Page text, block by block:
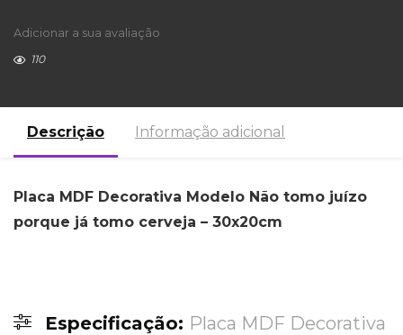
Adicionar a sua avaliação
110
Descrição Informação adicional
Placa MDF Decorativa Modelo Não tomo juízo
porque já tomo cerveja – 30x20cm
Especificação: Placa MDF Decorativa